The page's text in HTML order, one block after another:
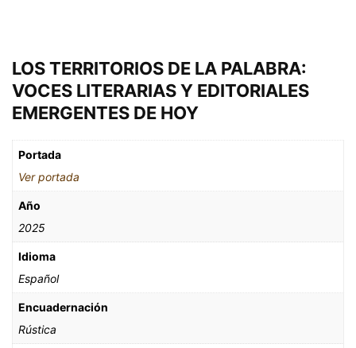
LOS TERRITORIOS DE LA PALABRA:
VOCES LITERARIAS Y EDITORIALES
EMERGENTES DE HOY
Portada
Ver portada
Año
2025
Idioma
Español
Encuadernación
Rústica